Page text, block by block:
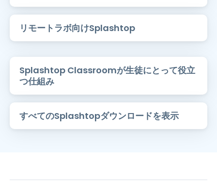
リモートラボ向けSplashtop
Splashtop Classroomが生徒にとって役立
つ仕組み
すべてのSplashtopダウンロードを表示